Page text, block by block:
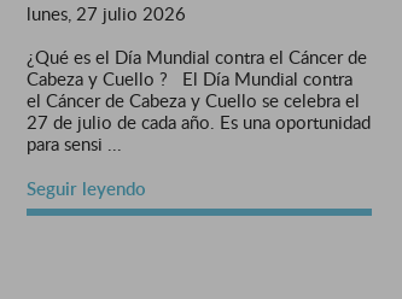
lunes, 27 julio 2026
¿Qué es el Día Mundial contra el Cáncer de
Cabeza y Cuello ? El Día Mundial contra
el Cáncer de Cabeza y Cuello se celebra el
27 de julio de cada año. Es una oportunidad
para sensi ...
Seguir leyendo